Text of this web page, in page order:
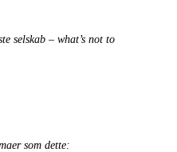
selskab – what’s not to
som dette: